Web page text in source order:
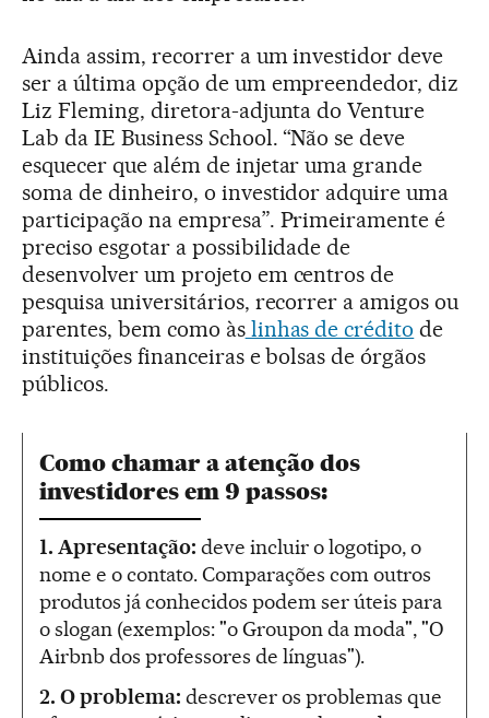
Ainda assim, recorrer a um investidor deve
ser a última opção de um empreendedor, diz
Liz Fleming, diretora-adjunta do Venture
Lab da IE Business School. “Não se deve
esquecer que além de injetar uma grande
soma de dinheiro, o investidor adquire uma
participação na empresa”. Primeiramente é
preciso esgotar a possibilidade de
desenvolver um projeto em centros de
pesquisa universitários, recorrer a amigos ou
parentes, bem como àslinhas de crédito de
instituições financeiras e bolsas de órgãos
públicos.
Como chamar a atenção dos
investidores em 9 passos:
1. Apresentação: deve incluir o logotipo, o
nome e o contato. Comparações com outros
produtos já conhecidos podem ser úteis para
o slogan (exemplos: "o Groupon da moda", "O
Airbnb dos professores de línguas").
2. O problema: descrever os problemas que